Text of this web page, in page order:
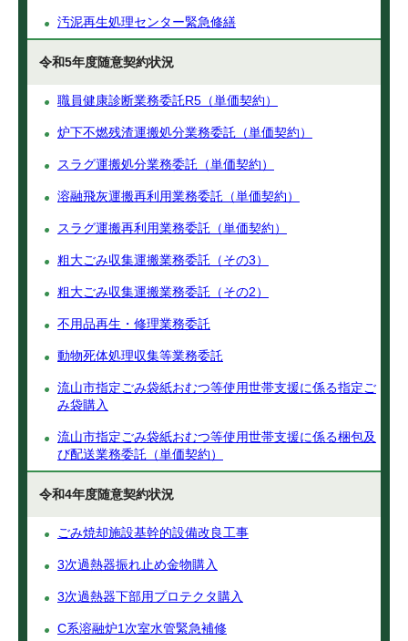
汚泥再生処理センター緊急修繕
令和5年度随意契約状況
職員健康診断業務委託R5（単価契約）
炉下不燃残渣運搬処分業務委託（単価契約）
スラグ運搬処分業務委託（単価契約）
溶融飛灰運搬再利用業務委託（単価契約）
スラグ運搬再利用業務委託（単価契約）
粗大ごみ収集運搬業務委託（その3）
粗大ごみ収集運搬業務委託（その2）
不用品再生・修理業務委託
動物死体処理収集等業務委託
流山市指定ごみ袋紙おむつ等使用世帯支援に係る指定ご
み袋購入
流山市指定ごみ袋紙おむつ等使用世帯支援に係る梱包及
び配送業務委託（単価契約）
令和4年度随意契約状況
ごみ焼却施設基幹的設備改良工事
3次過熱器振れ止め金物購入
3次過熱器下部用プロテクタ購入
C系溶融炉1次室水管緊急補修